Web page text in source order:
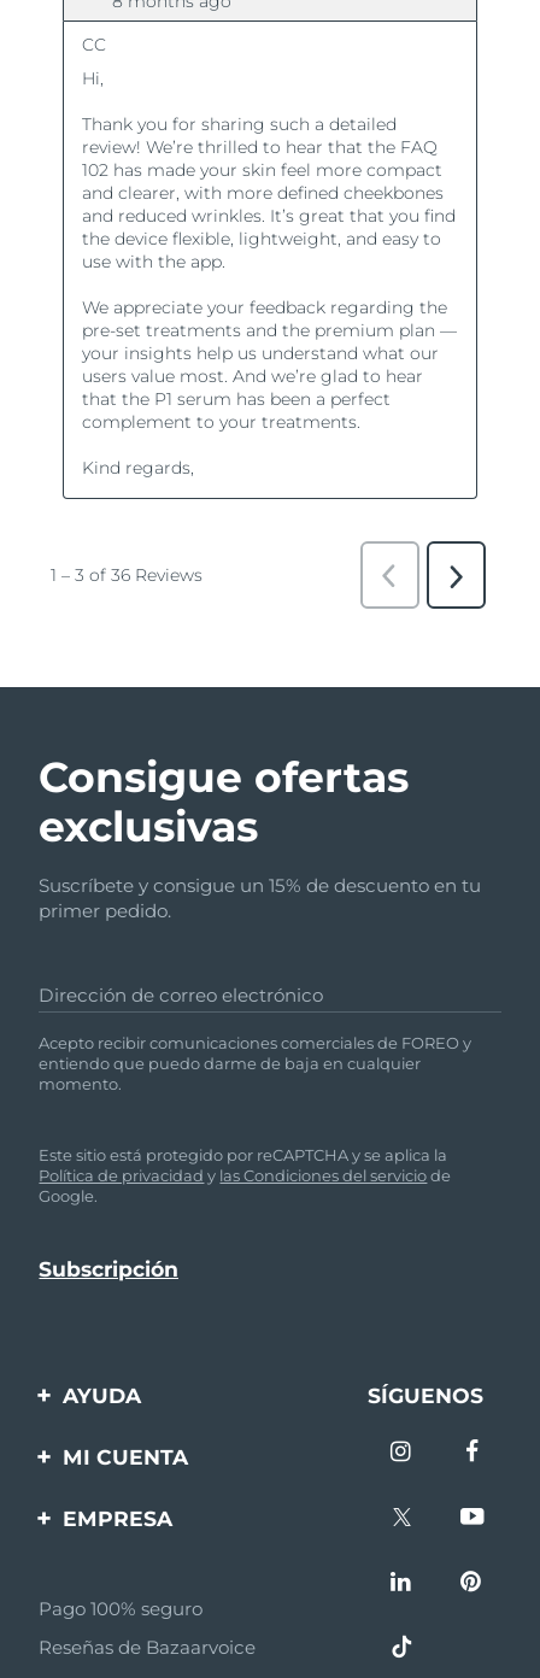
Consigue ofertas
exclusivas
Suscríbete y consigue un 15% de descuento en tu
primer pedido.
Dirección de correo electrónico
Acepto recibir comunicaciones comerciales de FOREO y
entiendo que puedo darme de baja en cualquier
momento.
Este sitio está protegido por reCAPTCHA y se aplica la
Política de privacidad y las Condiciones del serviciode
Google.
AYUDA
Contáctanos
batería
SÍGUENOS
MI CUENTA
Registro de productos
EMPRESA
Afiliados
Noticias de afiliados
Pago 100% seguro
Reseñas de Bazaarvoice